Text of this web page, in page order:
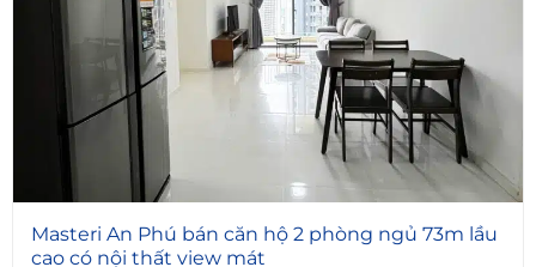
5
Masteri An Phú bán căn hộ 2 phòng ngủ 73m lầu
cao có nội thất view mát